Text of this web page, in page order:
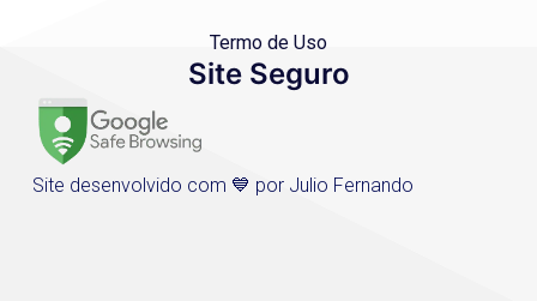
Termo de Uso
Site Seguro
Site desenvolvido com 💙 por Julio Fernando